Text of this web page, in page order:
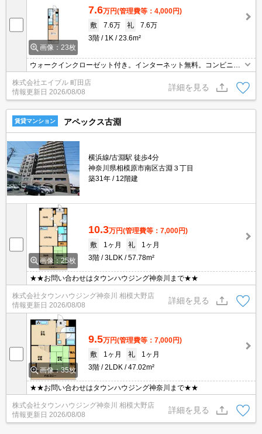
画像：23枚
7.6万円(管理費等：4,000円)
敷
7.6万 礼
7.6万
3階
1K 23.6m²
ウォークインクローゼット付き。インターネット無料。コンビニが
ドン・キホーテへ975m。新生活のスタートはここから。
株式会社エイブル 町田店
情報更新日 2026/08/08
詳細を見る
賃貸マンション アペックス古淵
横浜線/古淵駅 徒歩4分
神奈川県相模原市南区古淵３丁目
築31年
12階建
画像：25枚
10.3万円(管理費等：7,000円)
敷
1ヶ月 礼
1ヶ月
3階
3LDK 57.78m²
★★お問い合わせはタウンハウジング神奈川まで★★
株式会社タウンハウジング神奈川 相模大野店
情報更新日 2026/08/08
詳細を見る
画像：35枚
9.5万円(管理費等：7,000円)
敷
1ヶ月 礼
1ヶ月
3階
2LDK 47.02m²
★★お問い合わせはタウンハウジング神奈川まで★★
株式会社タウンハウジング神奈川 相模大野店
情報更新日 2026/08/08
詳細を見る